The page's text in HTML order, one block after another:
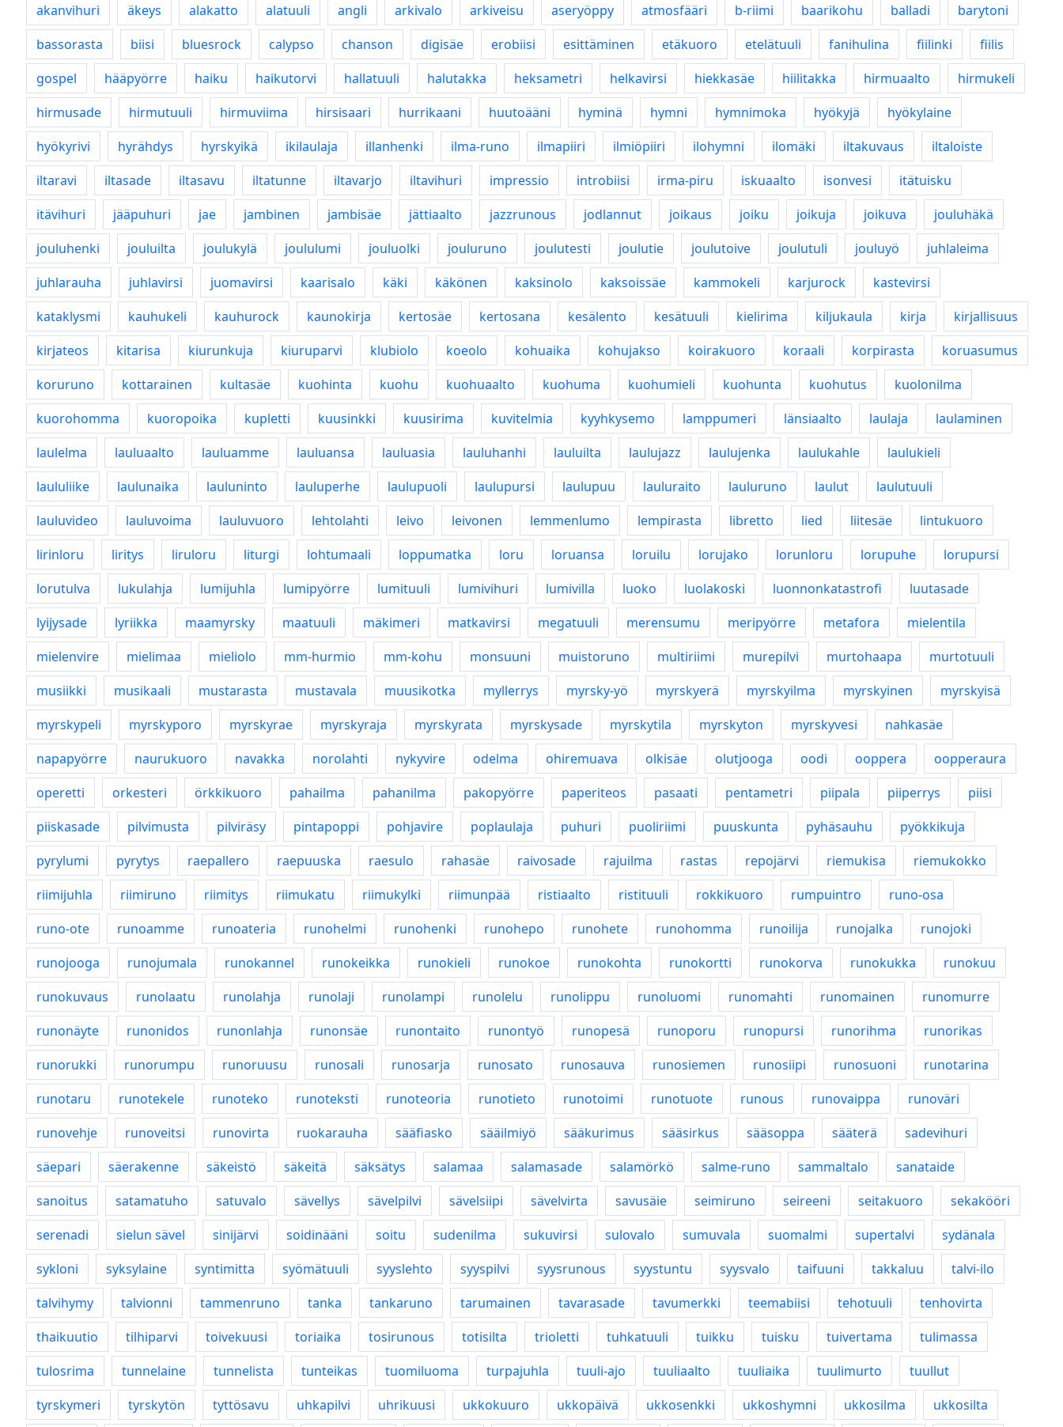
akanvihuri
äkeys alakatto alatuuli angli arkivalo arkiveisu aseryöppy atmosfääri b-riimi baarikohu balladi
barytoni
bassorasta
biisi bluesrock calypso chanson digisäe erobiisi esittäminen etäkuoro etelätuuli fanihulina fiilinki
fiilis
gospel
hääpyörre haiku haikutorvi hallatuuli halutakka heksametri helkavirsi hiekkasäe hiilitakka hirmuaalto
hirmukeli
hirmusade
hirmutuuli hirmuviima hirsisaari hurrikaani huutoääni hyminä hymni hymnimoka hyökyjä
hyökylaine
hyökyrivi
hyrähdys hyrskyikä ikilaulaja illanhenki ilma-runo ilmapiiri ilmiöpiiri ilohymni ilomäki iltakuvaus
iltaloiste
iltaravi
iltasade iltasavu iltatunne iltavarjo iltavihuri impressio introbiisi irma-piru iskuaalto isonvesi
itätuisku
itävihuri
jääpuhuri jae jambinen jambisäe jättiaalto jazzrunous jodlannut joikaus joiku joikuja joikuva
jouluhäkä
jouluhenki
jouluilta joulukylä joululumi jouluolki jouluruno joulutesti joulutie joulutoive joulutuli jouluyö
juhlaleima
juhlarauha
juhlavirsi juomavirsi kaarisalo käki käkönen kaksinolo kaksoissäe kammokeli karjurock
kastevirsi
kataklysmi
kauhukeli kauhurock kaunokirja kertosäe kertosana kesälento kesätuuli kielirima kiljukaula kirja
kirjallisuus
kirjateos
kitarisa kiurunkuja kiuruparvi klubiolo koeolo kohuaika kohujakso koirakuoro koraali korpirasta
koruasumus
koruruno
kottarainen kultasäe kuohinta kuohu kuohuaalto kuohuma kuohumieli kuohunta kuohutus
kuolonilma
kuorohomma
kuoropoika kupletti kuusinkki kuusirima kuvitelmia kyyhkysemo lamppumeri länsiaalto laulaja
laulaminen
laulelma
lauluaalto lauluamme lauluansa lauluasia lauluhanhi lauluilta laulujazz laulujenka laulukahle
laulukieli
laululiike
laulunaika lauluninto lauluperhe laulupuoli laulupursi laulupuu lauluraito lauluruno laulut
laulutuuli
lauluvideo
lauluvoima lauluvuoro lehtolahti leivo leivonen lemmenlumo lempirasta libretto lied liitesäe
lintukuoro
lirinloru
liritys liruloru liturgi lohtumaali loppumatka loru loruansa loruilu lorujako lorunloru lorupuhe
lorupursi
lorutulva
lukulahja lumijuhla lumipyörre lumituuli lumivihuri lumivilla luoko luolakoski luonnonkatastrofi
luutasade
lyijysade
lyriikka maamyrsky maatuuli mäkimeri matkavirsi megatuuli merensumu meripyörre metafora
mielentila
mielenvire
mielimaa mieliolo mm-hurmio mm-kohu monsuuni muistoruno multiriimi murepilvi murtohaapa
murtotuuli
musiikki
musikaali mustarasta mustavala muusikotka myllerrys myrsky-yö myrskyerä myrskyilma myrskyinen
myrskyisä
myrskypeli
myrskyporo myrskyrae myrskyraja myrskyrata myrskysade myrskytila myrskyton myrskyvesi
nahkasäe
napapyörre
naurukuoro navakka norolahti nykyvire odelma ohiremuava olkisäe olutjooga oodi ooppera
oopperaura
operetti
orkesteri örkkikuoro pahailma pahanilma pakopyörre paperiteos pasaati pentametri piipala piiperrys
piisi
piiskasade
pilvimusta pilviräsy pintapoppi pohjavire poplaulaja puhuri puoliriimi puuskunta pyhäsauhu
pyökkikuja
pyrylumi
pyrytys raepallero raepuuska raesulo rahasäe raivosade rajuilma rastas repojärvi riemukisa
riemukokko
riimijuhla
riimiruno riimitys riimukatu riimukylki riimunpää ristiaalto ristituuli rokkikuoro rumpuintro
runo-osa
runo-ote
runoamme runoateria runohelmi runohenki runohepo runohete runohomma runoilija runojalka
runojoki
runojooga
runojumala runokannel runokeikka runokieli runokoe runokohta runokortti runokorva runokukka
runokuu
runokuvaus
runolaatu runolahja runolaji runolampi runolelu runolippu runoluomi runomahti runomainen
runomurre
runonäyte
runonidos runonlahja runonsäe runontaito runontyö runopesä runoporu runopursi runorihma
runorikas
runorukki
runorumpu runoruusu runosali runosarja runosato runosauva runosiemen runosiipi runosuoni
runotarina
runotaru
runotekele runoteko runoteksti runoteoria runotieto runotoimi runotuote runous runovaippa
runoväri
runovehje
runoveitsi runovirta ruokarauha sääfiasko sääilmiyö sääkurimus sääsirkus sääsoppa sääterä
sadevihuri
säepari
säerakenne säkeistö säkeitä säksätys salamaa salamasade salamörkö salme-runo sammaltalo
sanataide
sanoitus
satamatuho satuvalo sävellys sävelpilvi sävelsiipi sävelvirta savusäie seimiruno seireeni seitakuoro
sekakööri
serenadi
sielun sävel sinijärvi soidinääni soitu sudenilma sukuvirsi sulovalo sumuvala suomalmi supertalvi
sydänala
sykloni
syksylaine syntimitta syömätuuli syyslehto syyspilvi syysrunous syystuntu syysvalo taifuuni takkaluu
talvi-ilo
talvihymy
talvionni tammenruno tanka tankaruno tarumainen tavarasade tavumerkki teemabiisi tehotuuli
tenhovirta
thaikuutio
tilhiparvi toivekuusi toriaika tosirunous totisilta trioletti tuhkatuuli tuikku tuisku tuivertama
tulimassa
tulosrima
tunnelaine tunnelista tunteikas tuomiluoma turpajuhla tuuli-ajo tuuliaalto tuuliaika tuulimurto
tuullut
tyrskymeri
tyrskytön tyttösavu uhkapilvi uhrikuusi ukkokuuro ukkopäivä ukkosenkki ukkoshymni ukkosilma ukkosilta